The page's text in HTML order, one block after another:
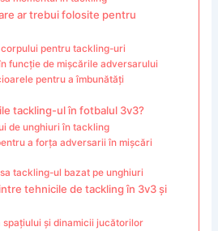
ar trebui folosite pentru
pentru tackling-uri
funcție de mișcările adversarului
pentru a îmbunătăți
tackling-ul în fotbalul 3v3?
de unghiuri în tackling
a forța adversarii în mișcări
tackling-ul bazat pe unghiuri
tehnicile de tackling în 3v3 și
și dinamicii jucătorilor